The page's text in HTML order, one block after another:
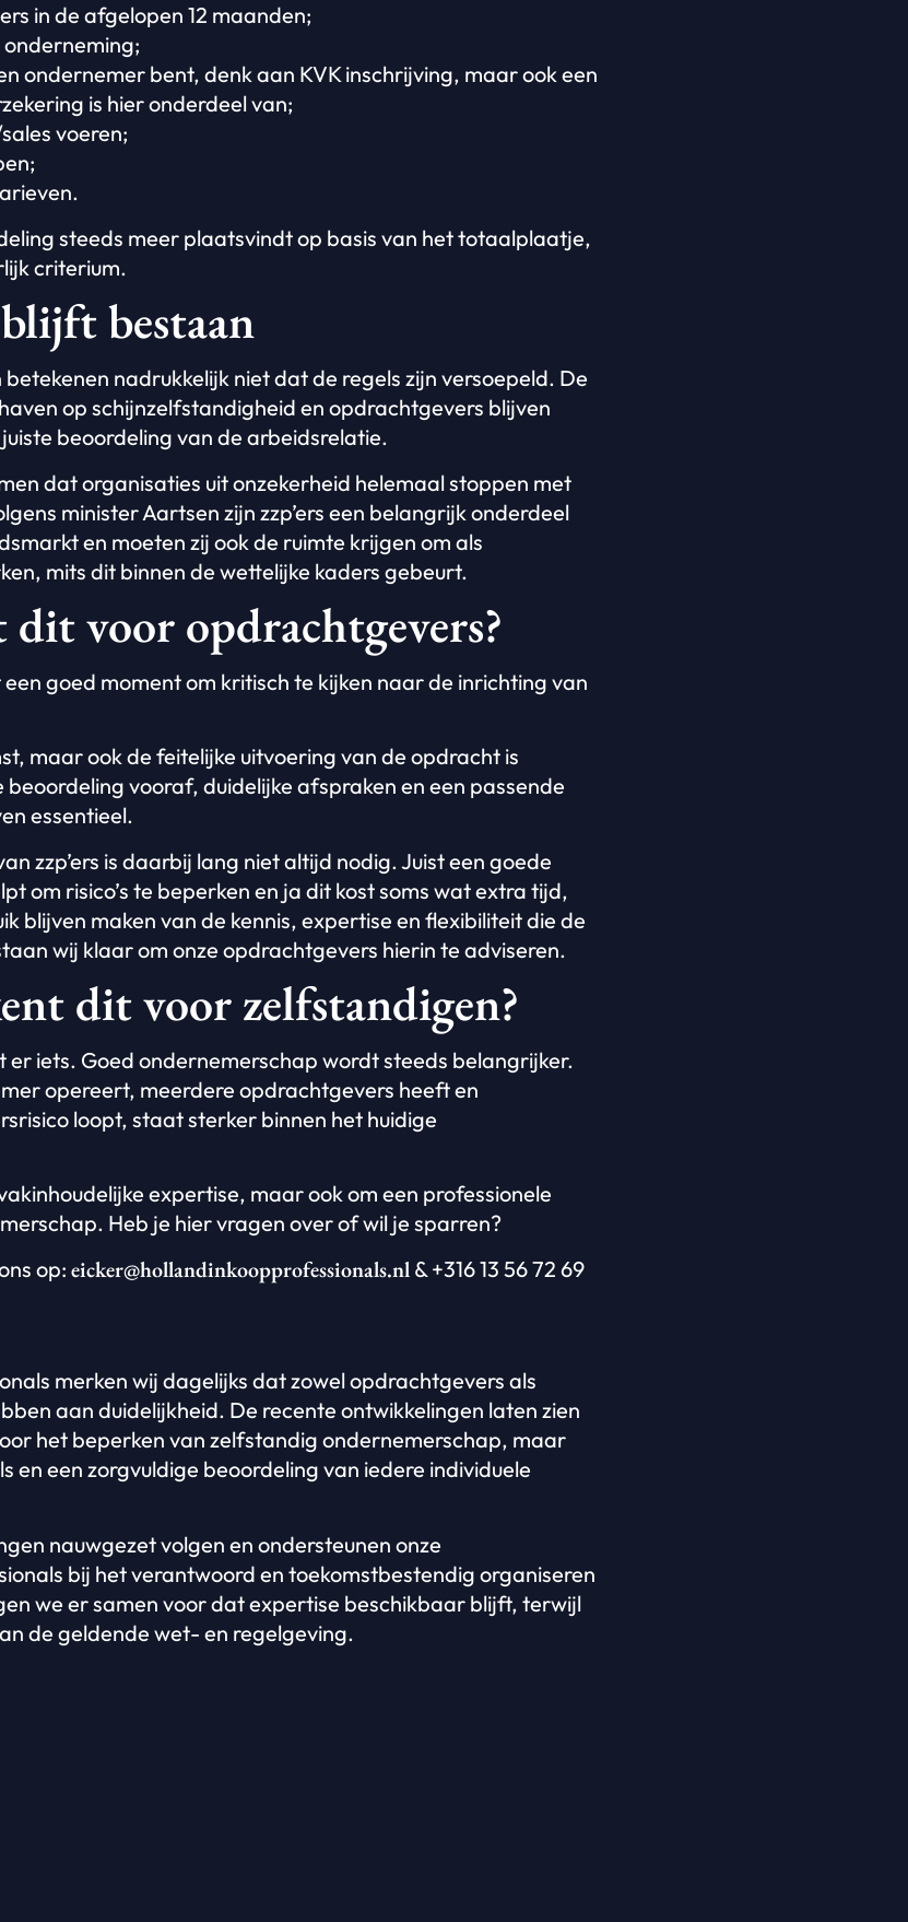
in de afgelopen 12 maanden;
onderneming;
ondernemer bent, denk aan KVK inschrijving, maar ook een
is hier onderdeel van;
voeren;
steeds meer plaatsvindt op basis van het totaalplaatje,
criterium.
bestaan
nadrukkelijk niet dat de regels zijn versoepeld. De
op schijnzelfstandigheid en opdrachtgevers blijven
beoordeling van de arbeidsrelatie.
dat organisaties uit onzekerheid helemaal stoppen met
minister Aartsen zijn zzp’ers een belangrijk onderdeel
en moeten zij ook de ruimte krijgen om als
mits dit binnen de wettelijke kaders gebeurt.
voor opdrachtgevers?
goed moment om kritisch te kijken naar de inrichting van
maar ook de feitelijke uitvoering van de opdracht is
vooraf, duidelijke afspraken en een passende
essentieel.
zzp’ers is daarbij lang niet altijd nodig. Juist een goede
om risico’s te beperken en ja dit kost soms wat extra tijd,
blijven maken van de kennis, expertise en flexibiliteit die de
wij klaar om onze opdrachtgevers hierin te adviseren.
dit voor zelfstandigen?
er iets. Goed ondernemerschap wordt steeds belangrijker.
opereert, meerdere opdrachtgevers heeft en
loopt, staat sterker binnen het huidige
expertise, maar ook om een professionele
Heb je hier vragen over of wil je sparren?
op: eicker@hollandinkoopprofessionals.nl & +316 13 56 72 69
merken wij dagelijks dat zowel opdrachtgevers als
aan duidelijkheid. De recente ontwikkelingen laten zien
het beperken van zelfstandig ondernemerschap, maar
en een zorgvuldige beoordeling van iedere individuele
nauwgezet volgen en ondersteunen onze
bij het verantwoord en toekomstbestendig organiseren
we er samen voor dat expertise beschikbaar blijft, terwijl
de geldende wet- en regelgeving.